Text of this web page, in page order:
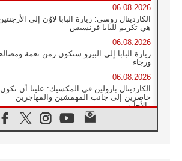
06.08.2026
الكاردينال روسي: زيارة البابا لاوُن إلى
هي تكريم للبابا فرنسيس
06.08.2026
زيارة البابا إلى البيرو ستكون زمن نعمة
ورجاء
06.08.2026
الكاردينال بارولين في المكسيك: علينا أن نكون
حاضرين إلى جانب المهمشين والمهاجرين
والأجانب
البابا لاوُن الرابع عشر للشباب في أسيزي: